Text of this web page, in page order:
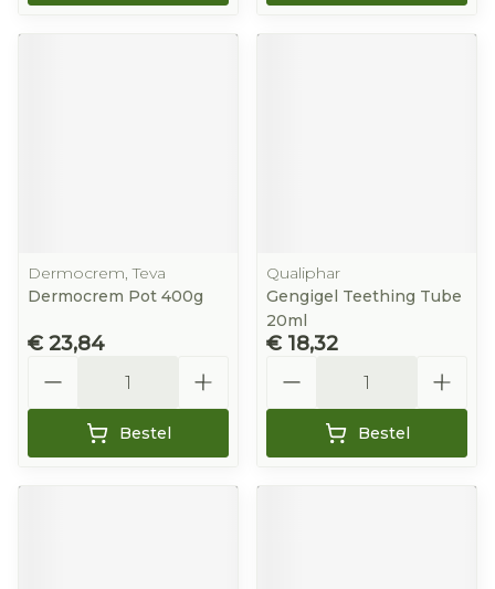
Dermocrem, Teva
Dermocrem Pot 400g
€ 23,84
Bestel
Qualiphar
Gengigel Teething Tube
20ml
€ 18,32
Bestel